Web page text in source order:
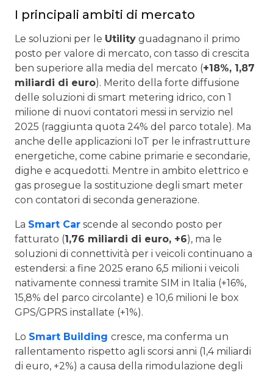
I principali ambiti di mercato
Le soluzioni per le Utility guadagnano il primo
posto per valore di mercato, con tasso di crescita
ben superiore alla media del mercato (+18%, 1,87
miliardi di euro). Merito della forte diffusione
delle soluzioni di smart metering idrico, con 1
milione di nuovi contatori messi in servizio nel
2025 (raggiunta quota 24% del parco totale). Ma
anche delle applicazioni IoT per le infrastrutture
energetiche, come cabine primarie e secondarie,
dighe e acquedotti. Mentre in ambito elettrico e
gas prosegue la sostituzione degli smart meter
con contatori di seconda generazione.
La Smart Car scende al secondo posto per
fatturato (1,76 miliardi di euro, +6), ma le
soluzioni di connettività per i veicoli continuano a
estendersi: a fine 2025 erano 6,5 milioni i veicoli
nativamente connessi tramite SIM in Italia (+16%,
15,8% del parco circolante) e 10,6 milioni le box
GPS/GPRS installate (+1%).
Lo Smart Building cresce, ma conferma un
rallentamento rispetto agli scorsi anni (1,4 miliardi
di euro, +2%) a causa della rimodulazione degli